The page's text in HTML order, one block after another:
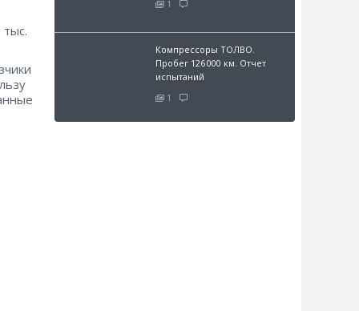
1
Компрессоры ТОЛВО.
Пробег 126 000 км. Отчет
испытаний
1